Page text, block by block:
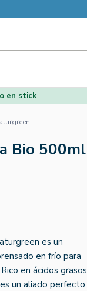
en stick
Bio 500ml
es un
en frío para
en ácidos grasos
un aliado perfecto